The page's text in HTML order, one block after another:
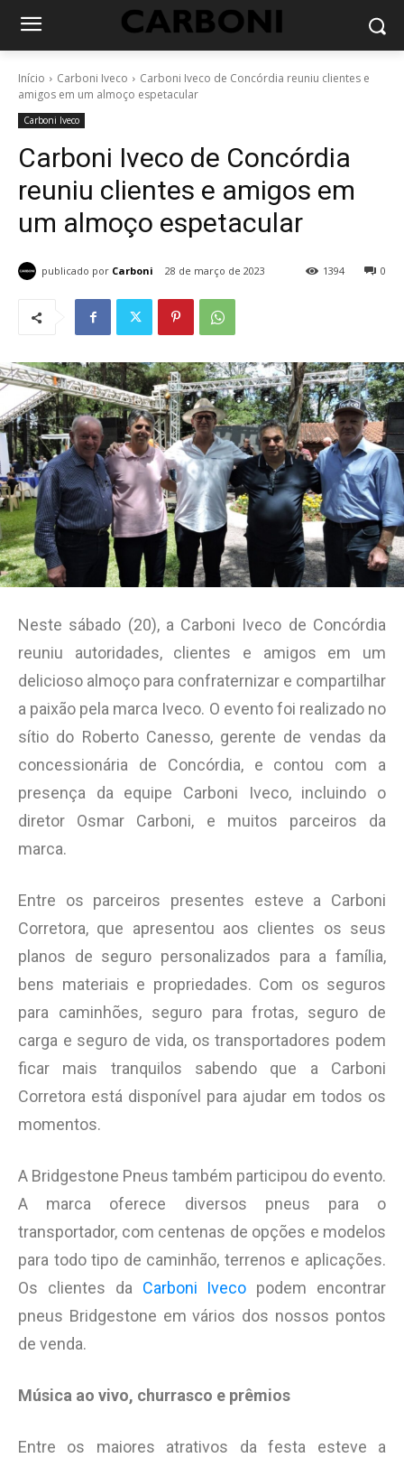
Início Carboni Iveco
Carboni Iveco de Concórdia reuniu clientes e
amigos em um almoço espetacular
Carboni Iveco
Carboni Iveco de Concórdia
reuniu clientes e amigos em
um almoço espetacular
publicado por Carboni 28 de março de 2023 0
1394
Neste sábado (20), a Carboni Iveco de Concórdia
reuniu autoridades, clientes e amigos em um
delicioso almoço para confraternizar e compartilhar
a paixão pela marca Iveco. O evento foi realizado no
sítio do Roberto Canesso, gerente de vendas da
concessionária de Concórdia, e contou com a
presença da equipe Carboni Iveco, incluindo o
diretor Osmar Carboni, e muitos parceiros da
marca.
Entre os parceiros presentes esteve a Carboni
Corretora, que apresentou aos clientes os seus
planos de seguro personalizados para a família,
bens materiais e propriedades. Com os seguros
para caminhões, seguro para frotas, seguro de
carga e seguro de vida, os transportadores podem
ficar mais tranquilos sabendo que a Carboni
Corretora está disponível para ajudar em todos os
momentos.
A Bridgestone Pneus também participou do evento.
A marca oferece diversos pneus para o
transportador, com centenas de opções e modelos
para todo tipo de caminhão, terrenos e aplicações.
Os clientes da Carboni Iveco podem encontrar
pneus Bridgestone em vários dos nossos pontos
de venda.
Música ao vivo, churrasco e prêmios
Entre os maiores atrativos da festa esteve a